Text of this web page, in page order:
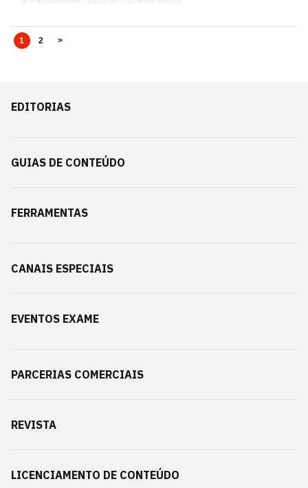
1 2 >
EDITORIAS
GUIAS DE CONTEÚDO
FERRAMENTAS
CANAIS ESPECIAIS
EVENTOS EXAME
PARCERIAS COMERCIAIS
REVISTA
LICENCIAMENTO DE CONTEÚDO